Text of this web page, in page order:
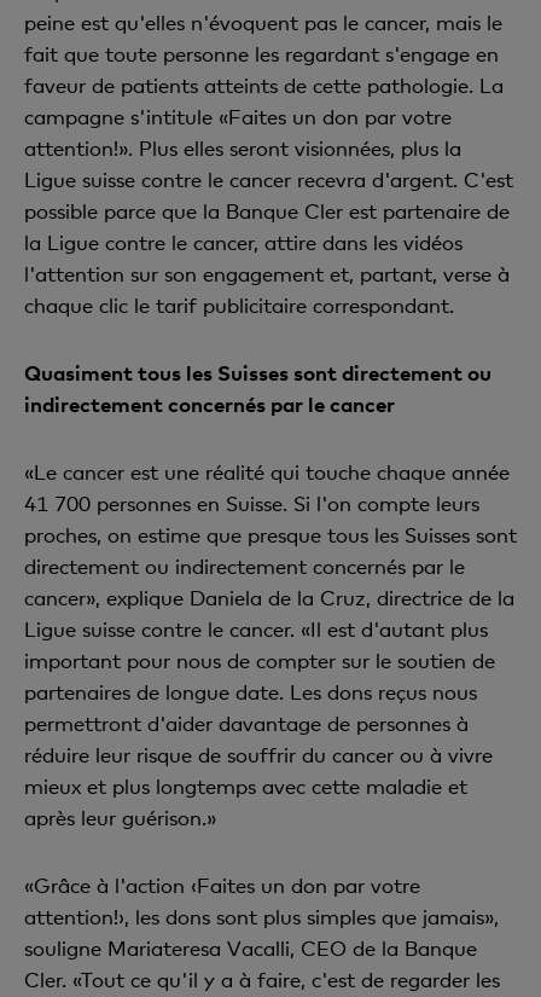
peine est qu'elles n'évoquent pas le cancer, mais le
fait que toute personne les regardant s'engage en
faveur de patients atteints de cette pathologie. La
campagne s'intitule «Faites un don par votre
attention!». Plus elles seront visionnées, plus la
Ligue suisse contre le cancer recevra d'argent. C'est
possible parce que la Banque Cler est partenaire de
la Ligue contre le cancer, attire dans les vidéos
l'attention sur son engagement et, partant, verse à
chaque clic le tarif publicitaire correspondant.
Quasiment tous les Suisses sont directement ou
indirectement concernés par le cancer
«Le cancer est une réalité qui touche chaque année
41 700 personnes en Suisse. Si l'on compte leurs
proches, on estime que presque tous les Suisses sont
directement ou indirectement concernés par le
cancer», explique Daniela de la Cruz, directrice de la
Ligue suisse contre le cancer. «Il est d'autant plus
important pour nous de compter sur le soutien de
partenaires de longue date. Les dons reçus nous
permettront d'aider davantage de personnes à
réduire leur risque de souffrir du cancer ou à vivre
mieux et plus longtemps avec cette maladie et
après leur guérison.»
«Grâce à l'action ‹Faites un don par votre
attention!›, les dons sont plus simples que jamais»,
souligne Mariateresa Vacalli, CEO de la Banque
Cler. «Tout ce qu'il y a à faire, c'est de regarder les